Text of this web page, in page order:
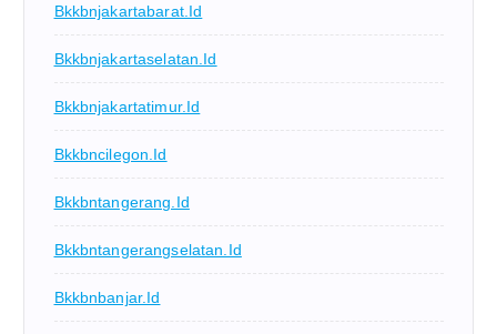
Bkkbnjakartabarat.id
Bkkbnjakartaselatan.id
Bkkbnjakartatimur.id
Bkkbncilegon.id
Bkkbntangerang.id
Bkkbntangerangselatan.id
Bkkbnbanjar.id